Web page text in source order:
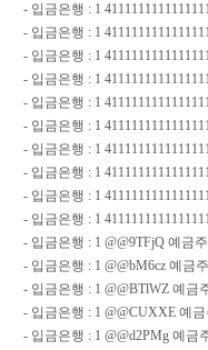
- 입금은행 : 1
- 입금은행 : 1
- 입금은행 : 1
- 입금은행 : 1
- 입금은행 : 1
- 입금은행 : 1
- 입금은행 : 1
- 입금은행 : 1
- 입금은행 : 1
- 입금은행 : 1
- 입금은행 : 1 @@9TFjQ 예금
- 입금은행 : 1 @@bM6cz 예금
- 입금은행 : 1 @@BTlWZ 예금
- 입금은행 : 1 @@CUXXE 예
- 입금은행 : 1 @@d2PMg 예금